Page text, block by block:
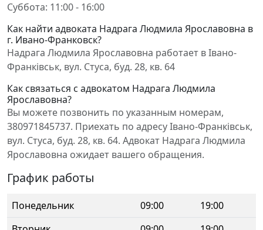
Суббота: 11:00 - 16:00
Как найти адвоката Надрага Людмила Ярославовна в
г. Ивано-Франковск?
Надрага Людмила Ярославовна работает в Івано-
Франківськ, вул. Стуса, буд. 28, кв. 64
Как связаться с адвокатом Надрага Людмила
Ярославовна?
Вы можете позвонить по указанным номерам,
380971845737. Приехать по адресу Івано-Франківськ,
вул. Стуса, буд. 28, кв. 64. Адвокат Надрага Людмила
Ярославовна ожидает вашего обращения.
График работы
Понедельник 09:00
19:00